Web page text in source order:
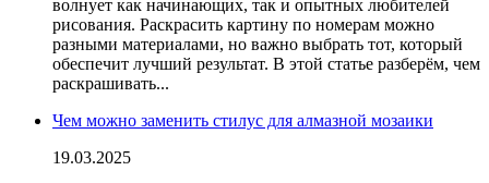
волнует как начинающих, так и опытных любителей
рисования. Раскрасить картину по номерам можно
разными материалами, но важно выбрать тот, который
обеспечит лучший результат. В этой статье разберём, чем
раскрашивать...
Чем можно заменить стилус для алмазной мозаики
19.03.2025